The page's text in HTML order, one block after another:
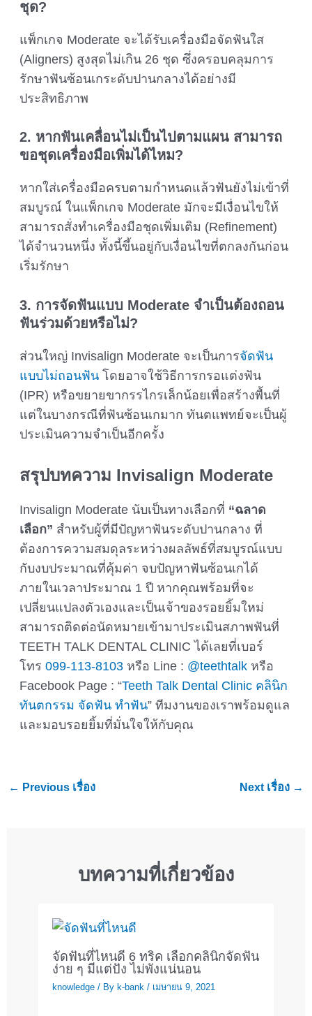
ชุด?
แพ็กเกจ Moderate จะได้รับเครื่องมือจัดฟันใส
(Aligners) สูงสุดไม่เกิน 26 ชุด ซึ่งครอบคลุมการ
รักษาฟันซ้อนเกระดับปานกลางได้อย่างมี
ประสิทธิภาพ
2. หากฟันเคลื่อนไม่เป็นไปตามแผน สามารถ
ขอชุดเครื่องมือเพิ่มได้ไหม?
หากใส่เครื่องมือครบตามกำหนดแล้วฟันยังไม่เข้าที่
สมบูรณ์ ในแพ็กเกจ Moderate มักจะมีเงื่อนไขให้
สามารถสั่งทำเครื่องมือชุดเพิ่มเติม (Refinement)
ได้จำนวนหนึ่ง ทั้งนี้ขึ้นอยู่กับเงื่อนไขที่ตกลงกันก่อน
เริ่มรักษา
3. การจัดฟันแบบ Moderate จำเป็นต้องถอน
ฟันร่วมด้วยหรือไม่?
ส่วนใหญ่ Invisalign Moderate จะเป็นการจัดฟัน
แบบไม่ถอนฟันโดยอาจใช้วิธีการกรอแต่งฟัน
(IPR) หรือขยายขากรรไกรเล็กน้อยเพื่อสร้างพื้นที่
แต่ในบางกรณีที่ฟันซ้อนเกมาก ทันตแพทย์จะเป็นผู้
ประเมินความจำเป็นอีกครั้ง
สรุปบทความ Invisalign Moderate
Invisalign Moderate นับเป็นทางเลือกที่ “ฉลาด
เลือก” สำหรับผู้ที่มีปัญหาฟันระดับปานกลาง ที่
ต้องการความสมดุลระหว่างผลลัพธ์ที่สมบูรณ์แบบ
กับงบประมาณที่คุ้มค่า จบปัญหาฟันซ้อนเกได้
ภายในเวลาประมาณ 1 ปี หากคุณพร้อมที่จะ
เปลี่ยนแปลงตัวเองและเป็นเจ้าของรอยยิ้มใหม่
สามารถติดต่อนัดหมายเข้ามาประเมินสภาพฟันที่
TEETH TALK DENTAL CLINIC ได้เลยที่เบอร์
โทร 099-113-8103หรือ Line : @teethtalkหรือ
Facebook Page : “Teeth Talk Dental Clinic คลินิก
ทันตกรรม จัดฟัน ทำฟัน” ทีมงานของเราพร้อมดูแล
และมอบรอยยิ้มที่มั่นใจให้กับคุณ
← Previous เรื่อง Next เรื่อง →
บทความที่เกี่ยวข้อง
จัดฟันที่ไหนดี 6 ทริค เลือกคลินิกจัดฟัน
ง่าย ๆ มีแต่ปัง ไม่พังแน่นอน
knowledge/ By k-bank / เมษายน 9, 2021